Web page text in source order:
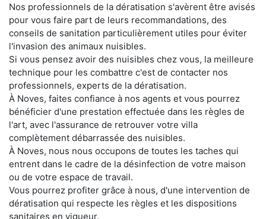
Nos professionnels de la dératisation s'avèrent être avisés
pour vous faire part de leurs recommandations, des
conseils de sanitation particulièrement utiles pour éviter
l'invasion des animaux nuisibles.
Si vous pensez avoir des nuisibles chez vous, la meilleure
technique pour les combattre c'est de contacter nos
professionnels, experts de la dératisation.
À Noves, faites confiance à nos agents et vous pourrez
bénéficier d'une prestation effectuée dans les règles de
l'art, avec l'assurance de retrouver votre villa
complètement débarrassée des nuisibles.
À Noves, nous nous occupons de toutes les taches qui
entrent dans le cadre de la désinfection de votre maison
ou de votre espace de travail.
Vous pourrez profiter grâce à nous, d'une intervention de
dératisation qui respecte les règles et les dispositions
sanitaires en vigueur.